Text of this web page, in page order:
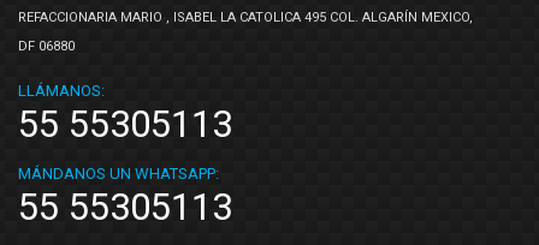
REFACCIONARIA MARIO , ISABEL LA CATOLICA 495 COL. ALGARÍN MEXICO,
DF 06880
LLÁMANOS:
55 55305113
MÁNDANOS UN WHATSAPP:
55 55305113